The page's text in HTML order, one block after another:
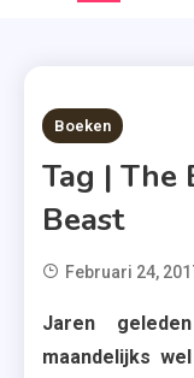
4 MINS READ
Boeken
Tag | The
Beast
Februari 24,
Jaren
maandelijks